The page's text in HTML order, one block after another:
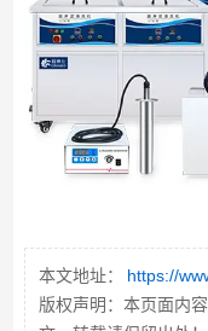
本文地址：
https://
版权声明：本页面内